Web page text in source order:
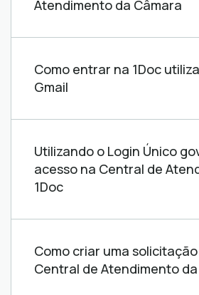
Atendimento da Câmara
Como entrar na 1Doc
Gmail
Utilizando o Login Único
acesso na Central de
1Doc
Como criar uma
Central de Atendimento da